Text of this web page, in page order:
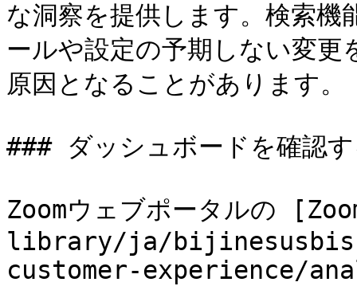
な洞察を提供します。検索
ールや設定の予期しない変
原因となることがあります。
### ダッシュボードを確認
Zoomウェブポータルの
library/ja/
customer-experience/